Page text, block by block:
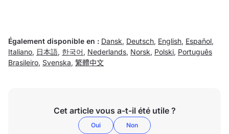
Également disponible en : Dansk, Deutsch, English, Español,
Italiano, 日本語, 한국어 , Nederlands, Norsk, Polski, Português
Brasileiro, Svenska, 繁體中文
Cet article vous a-t-il été utile ?
Oui Non